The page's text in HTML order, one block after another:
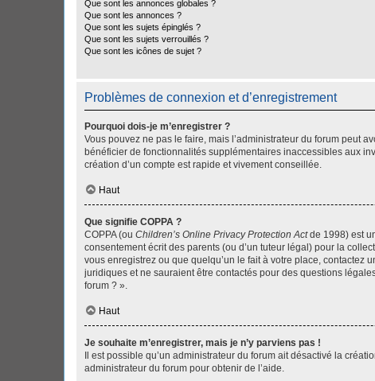
Que sont les annonces globales ?
Que sont les annonces ?
Que sont les sujets épinglés ?
Que sont les sujets verrouillés ?
Que sont les icônes de sujet ?
Problèmes de connexion et d’enregistrement
Pourquoi dois-je m’enregistrer ?
Vous pouvez ne pas le faire, mais l’administrateur du forum peut
bénéficier de fonctionnalités supplémentaires inaccessibles aux
création d’un compte est rapide et vivement conseillée.
Haut
Que signifie COPPA ?
COPPA (ou Children’s Online Privacy Protection Actde 1998) est
consentement écrit des parents (ou d’un tuteur légal) pour la
vous enregistrez ou que quelqu’un le fait à votre place,
juridiques et ne sauraient être contactés pour des questions
forum ? ».
Haut
Je souhaite m’enregistrer, mais je n’y parviens pas !
Il est possible qu’un administrateur du forum ait désactivé la
administrateur du forum pour obtenir de l’aide.